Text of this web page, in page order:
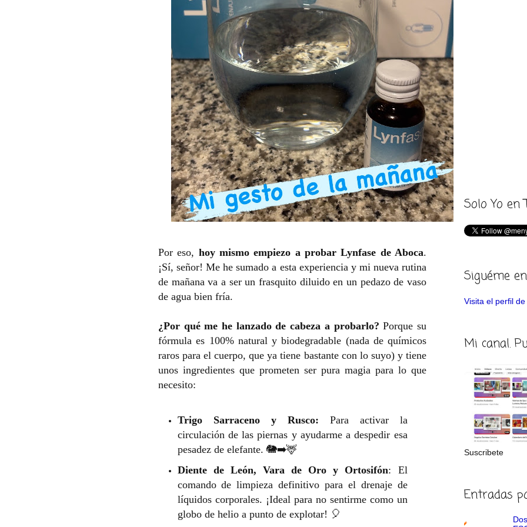
Por eso, hoy mismo empiezo a probar Lynfase de Aboca.
¡Sí, señor! Me he sumado a esta experiencia y mi nueva rutina
de mañana va a ser un frasquito diluido en un pedazo de vaso
de agua bien fría.
¿Por qué me he lanzado de cabeza a probarlo? Porque su
fórmula es 100% natural y biodegradable (nada de químicos
raros para el cuerpo, que ya tiene bastante con lo suyo) y tiene
unos ingredientes que prometen ser pura magia para lo que
necesito:
Trigo Sarraceno y Rusco: Para activar la
circulación de las piernas y ayudarme a despedir esa
pesadez de elefante. 🐘➡️🦌
Diente de León, Vara de Oro y Ortosifón: El
comando de limpieza definitivo para el drenaje de
líquidos corporales. ¡Ideal para no sentirme como un
globo de helio a punto de explotar! 🎈
Solo Yo en
Siguéme
Visita el perfil
Mi canal.
Suscribete
Entradas